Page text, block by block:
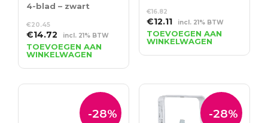
4-blad – zwart
€20.45
Oorspronkelijke
prijs
was:
€20.45.
€14.72Huidige
prijs
is:
€14.72.
incl. 21% BTW
TOEVOEGEN AAN
WINKELWAGEN
€16.82
Oorspronkelijke
prijs
was:
€16.82.
€12.11Huidige
prijs
is:
€12.11.
incl. 21% BTW
TOEVOEGEN AAN
WINKELWAGEN
-28% -28%